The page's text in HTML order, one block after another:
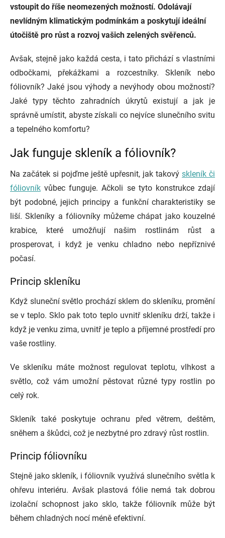
vstoupit do říše neomezených možností. Odolávají
nevlídným klimatickým podmínkám a poskytují ideální
útočiště pro růst a rozvoj vašich zelených svěřenců.
Avšak, stejně jako každá cesta, i tato přichází s vlastními
odbočkami, překážkami a rozcestníky. Skleník nebo
fóliovník? Jaké jsou výhody a nevýhody obou možností?
Jaké typy těchto zahradních úkrytů existují a jak je
správně umístit, abyste získali co nejvíce slunečního svitu
a tepelného komfortu?
Jak funguje skleník a fóliovník?
Na začátek si pojďme ještě upřesnit, jak takový skleník či
fóliovník vůbec funguje. Ačkoli se tyto konstrukce zdají
být podobné, jejich principy a funkční charakteristiky se
liší. Skleníky a fóliovníky můžeme chápat jako kouzelné
krabice, které umožňují našim rostlinám růst a
prosperovat, i když je venku chladno nebo nepříznivé
počasí.
Princip skleníku
Když sluneční světlo prochází sklem do skleníku, promění
se v teplo. Sklo pak toto teplo uvnitř skleníku drží, takže i
když je venku zima, uvnitř je teplo a příjemné prostředí pro
vaše rostliny.
Ve skleníku máte možnost regulovat teplotu, vlhkost a
světlo, což vám umožní pěstovat různé typy rostlin po
celý rok.
Skleník také poskytuje ochranu před větrem, deštěm,
sněhem a škůdci, což je nezbytné pro zdravý růst rostlin.
Princip fóliovníku
Stejně jako skleník, i fóliovník využívá slunečního světla k
ohřevu interiéru. Avšak plastová fólie nemá tak dobrou
izolační schopnost jako sklo, takže fóliovník může být
během chladných nocí méně efektivní.